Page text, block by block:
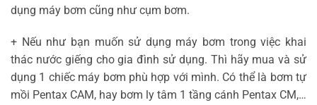
dụng máy bơm cũng như cụm bơm.
+ Nếu như bạn muốn sử dụng máy bơm trong việc khai
thác nước giếng cho gia đình sử dụng. Thì hãy mua và sử
dụng 1 chiếc máy bơm phù hợp với mình. Có thể là bơm tự
mồi Pentax CAM, hay bơm ly tâm 1 tầng cánh Pentax CM,…